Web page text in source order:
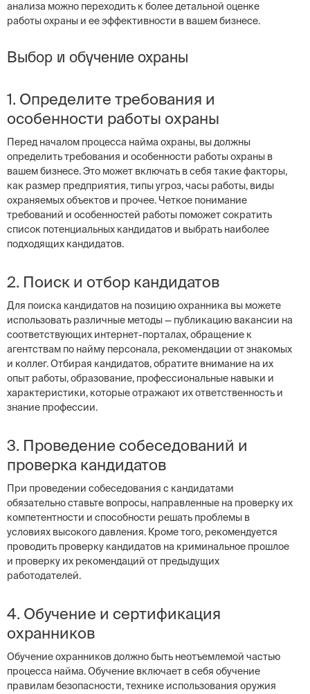
анализа можно переходить к более детальной оценке
работы охраны и ее эффективности в вашем бизнесе.
Выбор и обучение охраны
1. Определите требования и
особенности работы охраны
Перед началом процесса найма охраны, вы должны
определить требования и особенности работы охраны в
вашем бизнесе. Это может включать в себя такие факторы,
как размер предприятия, типы угроз, часы работы, виды
охраняемых объектов и прочее. Четкое понимание
требований и особенностей работы поможет сократить
список потенциальных кандидатов и выбрать наиболее
подходящих кандидатов.
2. Поиск и отбор кандидатов
Для поиска кандидатов на позицию охранника вы можете
использовать различные методы — публикацию вакансии на
соответствующих интернет-порталах, обращение к
агентствам по найму персонала, рекомендации от знакомых
и коллег. Отбирая кандидатов, обратите внимание на их
опыт работы, образование, профессиональные навыки и
характеристики, которые отражают их ответственность и
знание профессии.
3. Проведение собеседований и
проверка кандидатов
При проведении собеседования с кандидатами
обязательно ставьте вопросы, направленные на проверку их
компетентности и способности решать проблемы в
условиях высокого давления. Кроме того, рекомендуется
проводить проверку кандидатов на криминальное прошлое
и проверку их рекомендаций от предыдущих
работодателей.
4. Обучение и сертификация
охранников
Обучение охранников должно быть неотъемлемой частью
процесса найма. Обучение включает в себя обучение
правилам безопасности, технике использования оружия